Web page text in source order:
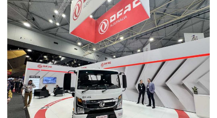
讯
视
频
专
题
登录 注册